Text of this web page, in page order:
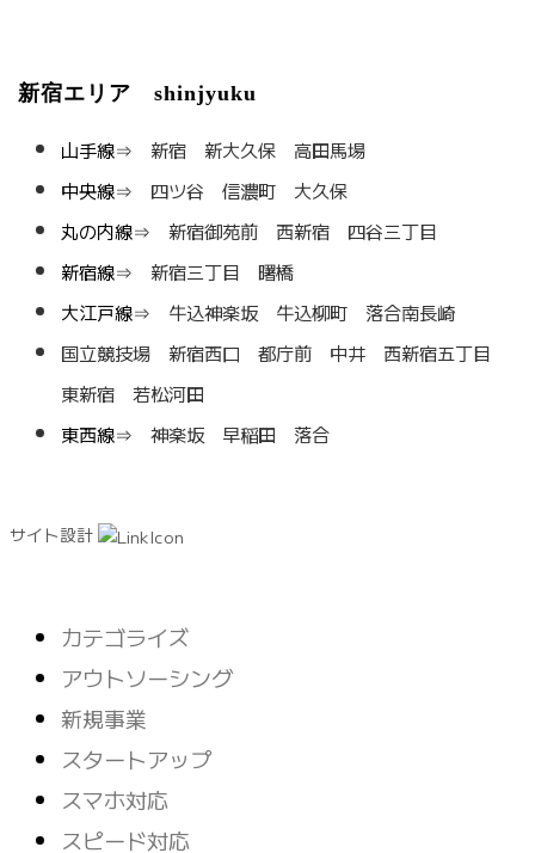
新宿エリア shinjyuku
山手線⇒ 新宿 新大久保
高田馬場
中央線⇒ 四ツ谷 信濃町
大久保
丸の内線⇒ 新宿御苑前 西新宿
四谷三丁目
新宿線⇒ 新宿三丁目
曙橋
大江戸線⇒ 牛込神楽坂 牛込柳町
落合南長崎
国立競技場
新宿西口 都庁前 中井
西新宿五丁目
東新宿
若松河田
東西線⇒ 神楽坂 早稲田 落合
サイト設計
マーケティング
視覚デザイン
カテゴライズ
アウトソーシング
新規事業
スタートアップ
スマホ対応
スピード対応